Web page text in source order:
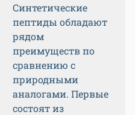
Синтетические
пептиды обладают
рядом
преимуществ по
сравнению с
природными
аналогами. Первые
состоят из